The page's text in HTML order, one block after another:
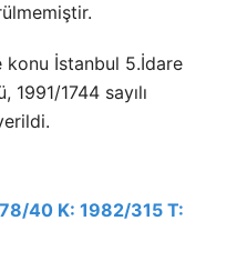
konu İstanbul 5.İdare
1991/1744 sayılı
40 K: 1982/315 T: